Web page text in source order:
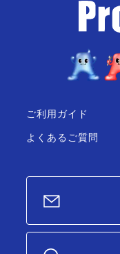
ご利用ガイド
よくあるご質問